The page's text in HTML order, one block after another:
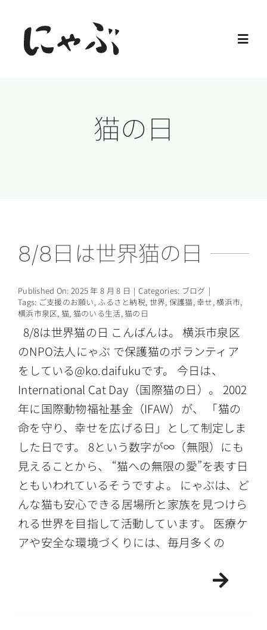
content
ご支援
情報公開
猫の日
8/8日は世界猫の日
Published On: 2025 年 8 月 8 日 | Categories: ブログ |
Tags: ご支援のお願い, ふるさと納税, 世界, 保護猫,幸せ,横浜市,
横浜市泉区, 猫, 猫のいる生活,猫の日
8/8は世界猫の日 こんばんは。 横浜市泉区
のNPO法人にゃぶ で保護猫のボランティア
をしている@ko.daifukuです。 今日は、
International Cat Day（国際猫の日）。 2002
年に国際動物福祉基金（IFAW）が、 「猫の
命を守り、幸せを広げる日」として制定しま
した日です。 8という数字が∞（無限）にも
見えることから、 “猫への無限の愛”を表す日
ともいわれているそうですよ。 にゃぶは、ど
んな猫も安心できる居場所と家族を見つけら
れる世界を目指して活動しています。 医療ケ
アや安全な環境づくりには、毎月多くの